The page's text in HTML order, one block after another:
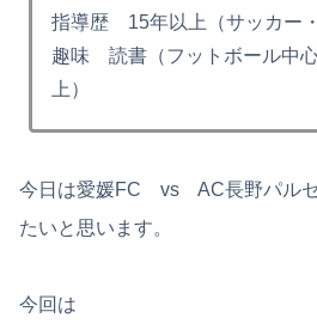
指導歴 15年以上（サッカー・
趣味 読書（フットボール中
上）
今日は愛媛FC vs AC長野パルセ
たいと思います。
今回は